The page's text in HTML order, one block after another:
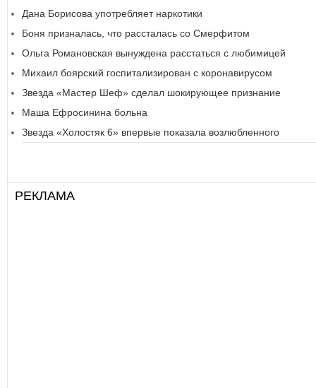
Дана Борисова употребляет наркотики
Боня призналась, что рассталась со Смерфитом
Ольга Романовская вынуждена расстаться с любимицей
Михаил боярский госпитализирован с коронавирусом
Звезда «Мастер Шеф» сделал шокирующее признание
Маша Ефросинина больна
Звезда «Холостяк 6» впервые показала возлюбленного
РЕКЛАМА